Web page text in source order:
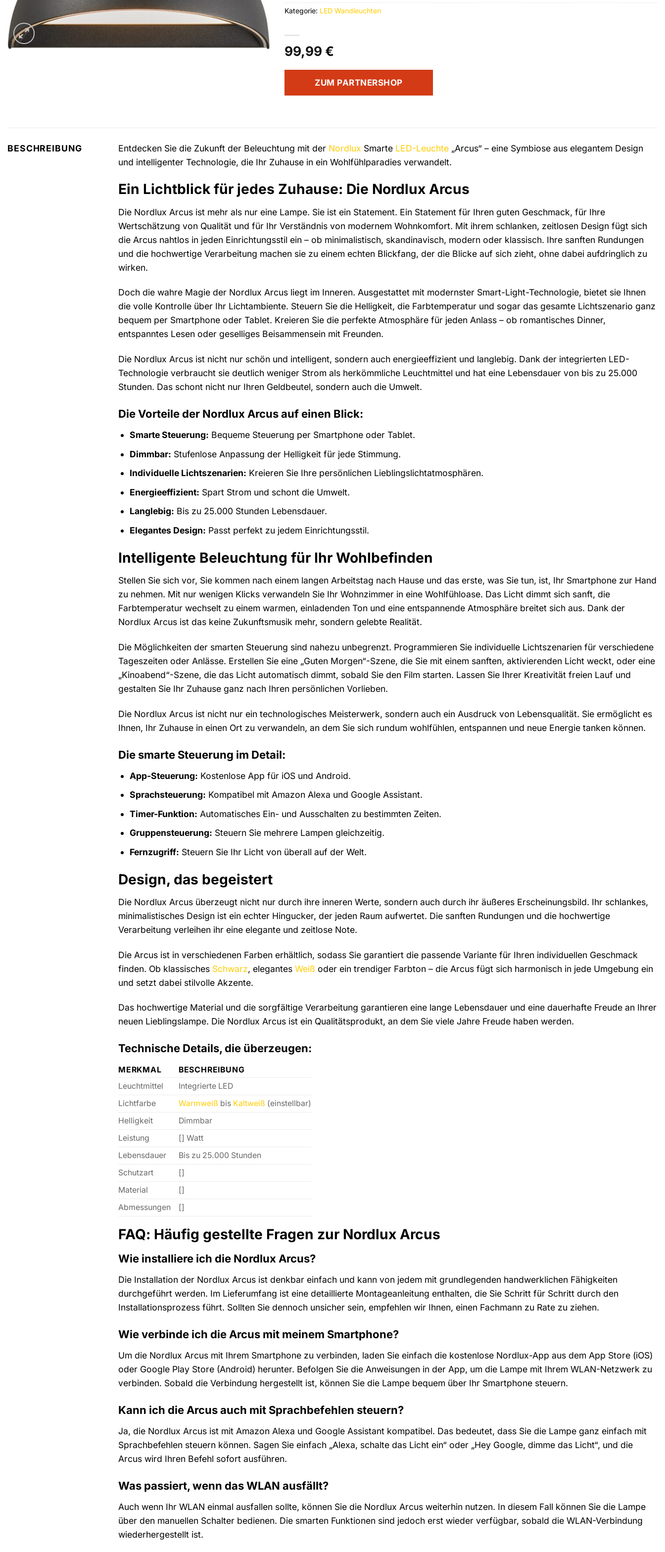
99,99 €
ZUM PARTNERSHOP
Kategorie: LED Wandleuchten
BESCHREIBUNG Entdecken Sie die Zukunft der Beleuchtung mit der Nordlux Smarte LED-Leuchte „Arcus“ – eine Symbiose aus elegantem Design
und intelligenter Technologie, die Ihr Zuhause in ein Wohlfühlparadies verwandelt.
Ein Lichtblick für jedes Zuhause: Die Nordlux Arcus
Die Nordlux Arcus ist mehr als nur eine Lampe. Sie ist ein Statement. Ein Statement für Ihren guten Geschmack, für Ihre
Wertschätzung von Qualität und für Ihr Verständnis von modernem Wohnkomfort. Mit ihrem schlanken, zeitlosen Design fügt sich
die Arcus nahtlos in jeden Einrichtungsstil ein – ob minimalistisch, skandinavisch, modern oder klassisch. Ihre sanften Rundungen
und die hochwertige Verarbeitung machen sie zu einem echten Blickfang, der die Blicke auf sich zieht, ohne dabei aufdringlich zu
wirken.
Doch die wahre Magie der Nordlux Arcus liegt im Inneren. Ausgestattet mit modernster Smart-Light-Technologie, bietet sie Ihnen
die volle Kontrolle über Ihr Lichtambiente. Steuern Sie die Helligkeit, die Farbtemperatur und sogar das gesamte Lichtszenario ganz
bequem per Smartphone oder Tablet. Kreieren Sie die perfekte Atmosphäre für jeden Anlass – ob romantisches Dinner,
entspanntes Lesen oder geselliges Beisammensein mit Freunden.
Die Nordlux Arcus ist nicht nur schön und intelligent, sondern auch energieeffizient und langlebig. Dank der integrierten LED-
Technologie verbraucht sie deutlich weniger Strom als herkömmliche Leuchtmittel und hat eine Lebensdauer von bis zu 25.000
Stunden. Das schont nicht nur Ihren Geldbeutel, sondern auch die Umwelt.
Die Vorteile der Nordlux Arcus auf einen Blick:
Smarte Steuerung: Bequeme Steuerung per Smartphone oder Tablet.
Dimmbar: Stufenlose Anpassung der Helligkeit für jede Stimmung.
Individuelle Lichtszenarien: Kreieren Sie Ihre persönlichen Lieblingslichtatmosphären.
Energieeffizient: Spart Strom und schont die Umwelt.
Langlebig: Bis zu 25.000 Stunden Lebensdauer.
Elegantes Design: Passt perfekt zu jedem Einrichtungsstil.
Intelligente Beleuchtung für Ihr Wohlbefinden
Stellen Sie sich vor, Sie kommen nach einem langen Arbeitstag nach Hause und das erste, was Sie tun, ist, Ihr Smartphone zur Hand
zu nehmen. Mit nur wenigen Klicks verwandeln Sie Ihr Wohnzimmer in eine Wohlfühloase. Das Licht dimmt sich sanft, die
Farbtemperatur wechselt zu einem warmen, einladenden Ton und eine entspannende Atmosphäre breitet sich aus. Dank der
Nordlux Arcus ist das keine Zukunftsmusik mehr, sondern gelebte Realität.
Die Möglichkeiten der smarten Steuerung sind nahezu unbegrenzt. Programmieren Sie individuelle Lichtszenarien für verschiedene
Tageszeiten oder Anlässe. Erstellen Sie eine „Guten Morgen“-Szene, die Sie mit einem sanften, aktivierenden Licht weckt, oder eine
„Kinoabend“-Szene, die das Licht automatisch dimmt, sobald Sie den Film starten. Lassen Sie Ihrer Kreativität freien Lauf und
gestalten Sie Ihr Zuhause ganz nach Ihren persönlichen Vorlieben.
Die Nordlux Arcus ist nicht nur ein technologisches Meisterwerk, sondern auch ein Ausdruck von Lebensqualität. Sie ermöglicht es
Ihnen, Ihr Zuhause in einen Ort zu verwandeln, an dem Sie sich rundum wohlfühlen, entspannen und neue Energie tanken können.
Die smarte Steuerung im Detail:
App-Steuerung: Kostenlose App für iOS und Android.
Sprachsteuerung: Kompatibel mit Amazon Alexa und Google Assistant.
Timer-Funktion: Automatisches Ein- und Ausschalten zu bestimmten Zeiten.
Gruppensteuerung: Steuern Sie mehrere Lampen gleichzeitig.
Fernzugriff: Steuern Sie Ihr Licht von überall auf der Welt.
Design, das begeistert
Die Nordlux Arcus überzeugt nicht nur durch ihre inneren Werte, sondern auch durch ihr äußeres Erscheinungsbild. Ihr schlankes,
minimalistisches Design ist ein echter Hingucker, der jeden Raum aufwertet. Die sanften Rundungen und die hochwertige
Verarbeitung verleihen ihr eine elegante und zeitlose Note.
Die Arcus ist in verschiedenen Farben erhältlich, sodass Sie garantiert die passende Variante für Ihren individuellen Geschmack
finden. Ob klassisches Schwarz, elegantes Weiß oder ein trendiger Farbton – die Arcus fügt sich harmonisch in jede Umgebung ein
und setzt dabei stilvolle Akzente.
Das hochwertige Material und die sorgfältige Verarbeitung garantieren eine lange Lebensdauer und eine dauerhafte Freude an Ihrer
neuen Lieblingslampe. Die Nordlux Arcus ist ein Qualitätsprodukt, an dem Sie viele Jahre Freude haben werden.
Technische Details, die überzeugen:
MERKMAL
BESCHREIBUNG
Leuchtmittel
Integrierte LED
Lichtfarbe
Warmweiß bis Kaltweiß (einstellbar)
Helligkeit
Dimmbar
Leistung
[] Watt
Lebensdauer
Bis zu 25.000 Stunden
Schutzart
[]
Material
[]
Abmessungen
[]
FAQ: Häufig gestellte Fragen zur Nordlux Arcus
Wie installiere ich die Nordlux Arcus?
Die Installation der Nordlux Arcus ist denkbar einfach und kann von jedem mit grundlegenden handwerklichen Fähigkeiten
durchgeführt werden. Im Lieferumfang ist eine detaillierte Montageanleitung enthalten, die Sie Schritt für Schritt durch den
Installationsprozess führt. Sollten Sie dennoch unsicher sein, empfehlen wir Ihnen, einen Fachmann zu Rate zu ziehen.
Wie verbinde ich die Arcus mit meinem Smartphone?
Um die Nordlux Arcus mit Ihrem Smartphone zu verbinden, laden Sie einfach die kostenlose Nordlux-App aus dem App Store (iOS)
oder Google Play Store (Android) herunter. Befolgen Sie die Anweisungen in der App, um die Lampe mit Ihrem WLAN-Netzwerk zu
verbinden. Sobald die Verbindung hergestellt ist, können Sie die Lampe bequem über Ihr Smartphone steuern.
Kann ich die Arcus auch mit Sprachbefehlen steuern?
Ja, die Nordlux Arcus ist mit Amazon Alexa und Google Assistant kompatibel. Das bedeutet, dass Sie die Lampe ganz einfach mit
Sprachbefehlen steuern können. Sagen Sie einfach „Alexa, schalte das Licht ein“ oder „Hey Google, dimme das Licht“, und die
Arcus wird Ihren Befehl sofort ausführen.
Was passiert, wenn das WLAN ausfällt?
Auch wenn Ihr WLAN einmal ausfallen sollte, können Sie die Nordlux Arcus weiterhin nutzen. In diesem Fall können Sie die Lampe
über den manuellen Schalter bedienen. Die smarten Funktionen sind jedoch erst wieder verfügbar, sobald die WLAN-Verbindung
wiederhergestellt ist.